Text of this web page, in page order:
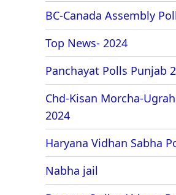
BC-Canada Assembly
Top News- 2024
Panchayat Polls Punjab
Chd-Kisan Morcha-
2024
Haryana Vidhan Sabha
Nabha jail